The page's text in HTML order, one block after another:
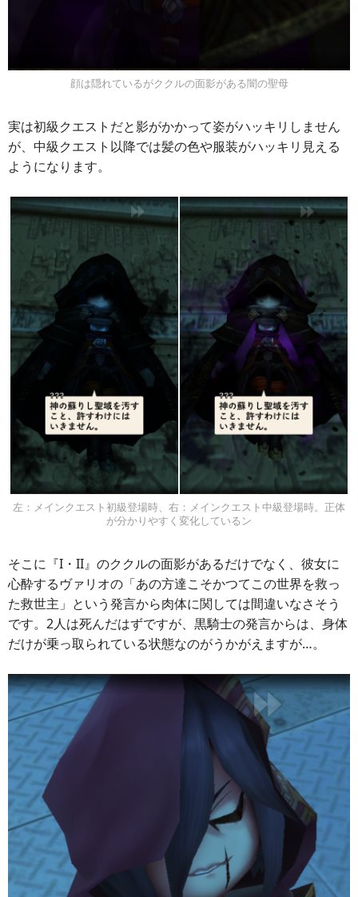
顔は隠れているがククルの面影がある闇の聖母
実は初級クエストだと影がかかって姿がハッキリしません
が、中級クエスト以降では髪の色や服装がハッキリ見える
ようになります。
左：メインクエスト初級登場時、右：メインクエスト中級登場時。正体
が分かりやすく変化しているン
そこに『I・II』のククルの面影があるだけでなく、彼女に
心酔するヴァリオの「あの方達こそかつてこの世界を救っ
た救世主」という発言から肉体に関しては間違いなさそう
です。2人は死んだはずですが、黒騎士の発言からは、身体
だけが乗っ取られている状態なのがうかがえますが…。